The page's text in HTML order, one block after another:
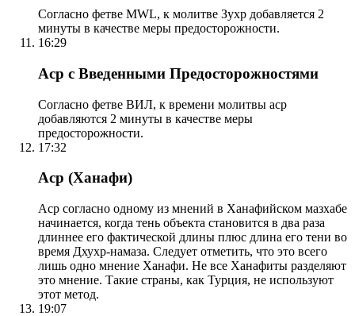
Согласно фетве MWL, к молитве Зухр добавляется 2
минуты в качестве меры предосторожности.
16:29
Аср с Введенными Предосторожностями
Согласно фетве ВИЛ, к времени молитвы аср
добавляются 2 минуты в качестве меры
предосторожности.
17:32
Аср (Ханафи)
Аср согласно одному из мнений в Ханафийском мазхабе
начинается, когда тень объекта становится в два раза
длиннее его фактической длины плюс длина его тени во
время Дхухр-намаза. Следует отметить, что это всего
лишь одно мнение Ханафи. Не все Ханафиты разделяют
это мнение. Такие страны, как Турция, не используют
этот метод.
19:07